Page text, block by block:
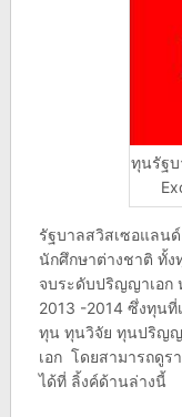
ทุนรัฐบ
รัฐบาลสวิสเซอแลน
นักศึกษาต่างชาติ ทั้ง
จบระดับปริญญาเอก
2013 -2014 ซึ่งทุน
ทุน ทุนวิจัย ทุนปริญญ
เอก โดยสามารถดูร
ได้ที่ ลิ้งค์ด้านล่างนี้